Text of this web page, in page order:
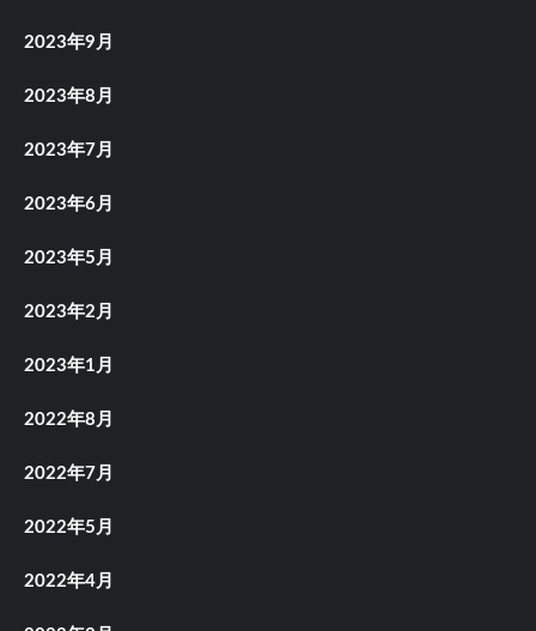
2023年9月
2023年8月
2023年7月
2023年6月
2023年5月
2023年2月
2023年1月
2022年8月
2022年7月
2022年5月
2022年4月